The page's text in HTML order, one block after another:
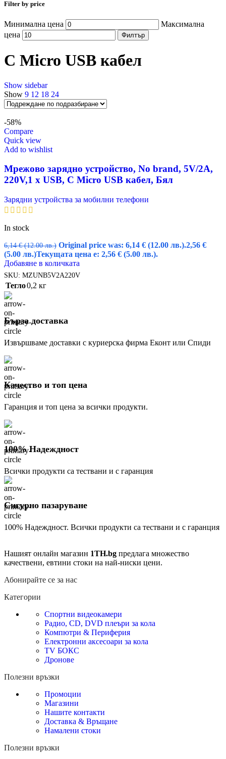
Filter by price
Минимална цена
Максимална
цена
Филтър
С Micro USB кабел
Show sidebar
Show 9 12 18 24
-58%
Compare
Quick view
Add to wishlist
Мрежово зарядно устройство, No brand, 5V/2A,
220V,1 x USB, С Micro USB кабел, Бял
Зарядни устройства за мобилни телефони
In stock
6,14€ (12.00 лв.) Original price was: 6,14 € (12.00 лв.).2,56 €
(5.00 лв.)Текущата цена е: 2,56 € (5.00 лв.).
Добавяне в количката
SKU: MZUNB5V2A220V
Тегло0,2 кг
Бърза доставка
Извършваме доставки с куриерска фирма Еконт или Спиди
Качество и топ цена
Гаранция и топ цена за всички продукти.
100% Надеждност
Всички продукти са тествани и с гаранция
Сигурно пазаруване
100% Надеждност. Всички продукти са тествани и с гаранция
Нашият онлайн магазин 1TH.bg предлага множество
качествени, евтини стоки на най-ниски цени.
Абонирайте се за нас
Категории
Спортни видеокамери
Радио, CD, DVD плеъри за кола
Компютри & Периферия
Електронни аксесоари за кола
TV БОКС
Дронове
Полезни връзки
Промоции
Магазини
Нашите контакти
Доставка & Връщане
Намалени стоки
Полезни връзки